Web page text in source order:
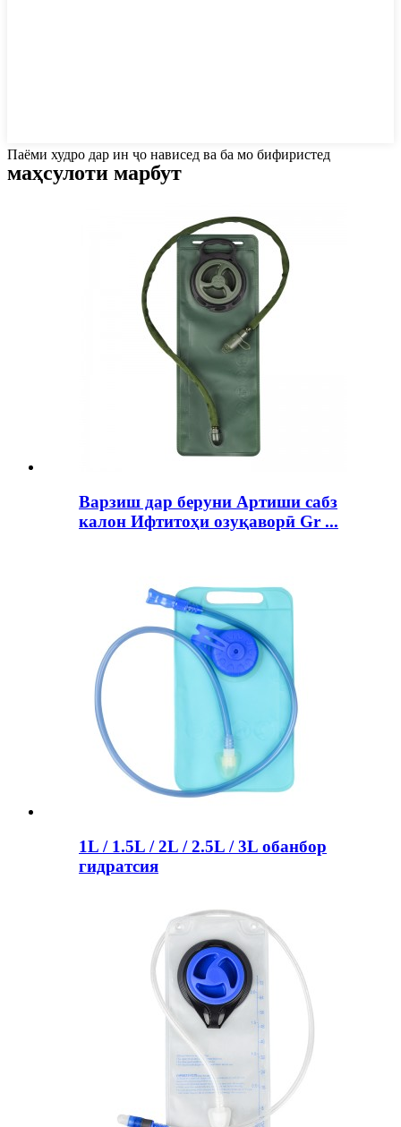
Паёми худро дар ин ҷо нависед ва ба мо бифиристед
маҳсулоти марбут
Варзиш дар беруни Артиши сабз
калон Ифтитоҳи озуқаворӣ Gr ...
1L / 1.5L / 2L / 2.5L / 3L обанбор
гидратсия